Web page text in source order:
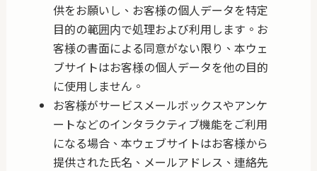
供をお願いし、お客様の個人データを特定
目的の範囲内で処理および利用します。お
客様の書面による同意がない限り、本ウェ
ブサイトはお客様の個人データを他の目的
に使用しません。
お客様がサービスメールボックスやアンケ
ートなどのインタラクティブ機能をご利用
になる場合、本ウェブサイトはお客様から
提供された氏名、メールアドレス、連絡先